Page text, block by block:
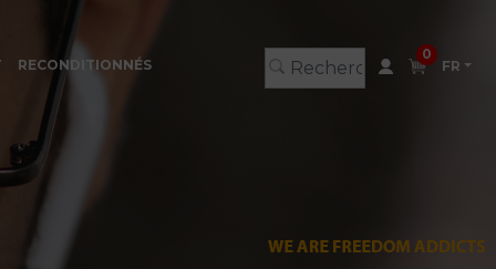
RECONDITIONNÉS
0
FR